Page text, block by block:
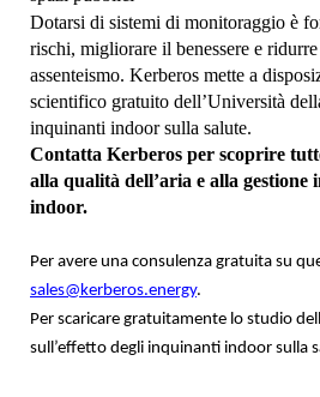
Dotarsi di sistemi di monitoraggio è
rischi, migliorare il benessere e
assenteismo. Kerberos mette a
scientifico gratuito dell’Università
inquinanti indoor sulla salute.
Contatta Kerberos per scoprire
alla qualità dell’aria e alla gestione
indoor.
Per avere una consulenza gratuita su
sales@kerberos.energy.
Per scaricare gratuitamente lo studio
sull’effetto degli inquinanti indoor sulla